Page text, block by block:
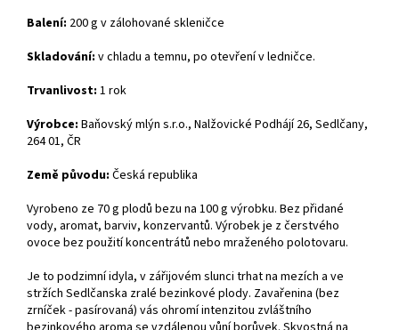
Balení: 200 g v zálohované skleničce
Skladování: v chladu a temnu, po otevření v ledničce.
Trvanlivost: 1 rok
Výrobce: Baňovský mlýn s.r.o., Nalžovické Podhájí 26, Sedlčany,
264 01, ČR
Země původu: Česká republika
Vyrobeno ze 70 g plodů bezu na 100 g výrobku. Bez přidané
vody, aromat, barviv, konzervantů. Výrobek je z čerstvého
ovoce bez použití koncentrátů nebo mraženého polotovaru.
Je to podzimní idyla, v zářijovém slunci trhat na mezích a ve
stržích Sedlčanska zralé bezinkové plody. Zavařenina (bez
zrníček - pasírovaná) vás ohromí intenzitou zvláštního